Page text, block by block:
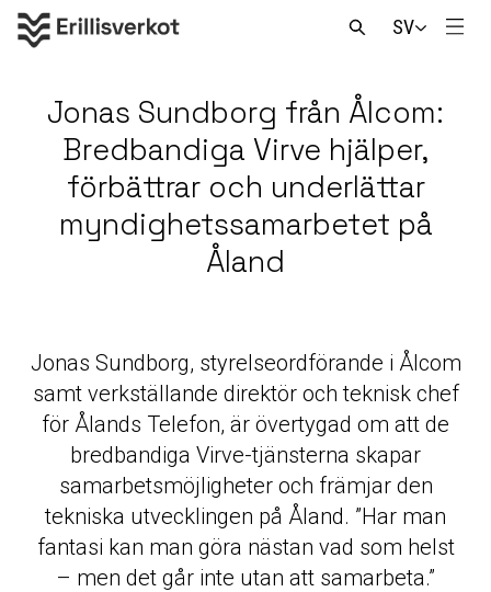
SV
Open
Jonas Sundborg från Ålcom:
Bredbandiga Virve hjälper,
förbättrar och underlättar
myndighetssamarbetet på
Åland
Jonas Sundborg, styrelseordförande i Ålcom
samt verkställande direktör och teknisk chef
för Ålands Telefon, är övertygad om att de
bredbandiga Virve-tjänsterna skapar
samarbetsmöjligheter och främjar den
tekniska utvecklingen på Åland. ”Har man
fantasi kan man göra nästan vad som helst
– men det går inte utan att samarbeta.”